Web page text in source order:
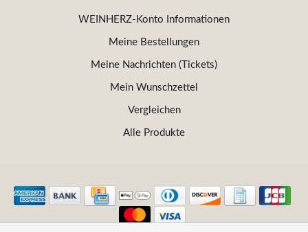
WEINHERZ-Konto Informationen
Meine Bestellungen
Meine Nachrichten (Tickets)
Mein Wunschzettel
Vergleichen
Alle Produkte